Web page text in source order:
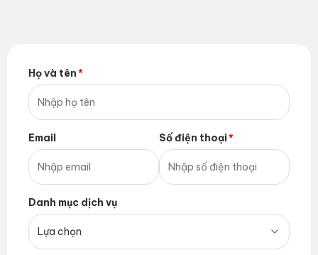
Họ và tên
Email Số điện thoại
Danh mục dịch vụ